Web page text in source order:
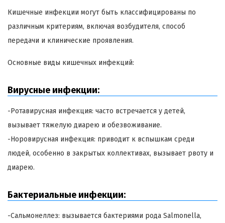
Кишечные инфекции могут быть классифицированы по
различным критериям, включая возбудителя, способ
передачи и клинические проявления.
Основные виды кишечных инфекций:
Вирусные инфекции:
-Ротавирусная инфекция: часто встречается у детей,
вызывает тяжелую диарею и обезвоживание.
-Норовирусная инфекция: приводит к вспышкам среди
людей, особенно в закрытых коллективах, вызывает рвоту и
диарею.
Бактериальные инфекции:
-Сальмонеллез: вызывается бактериями рода Salmonella,